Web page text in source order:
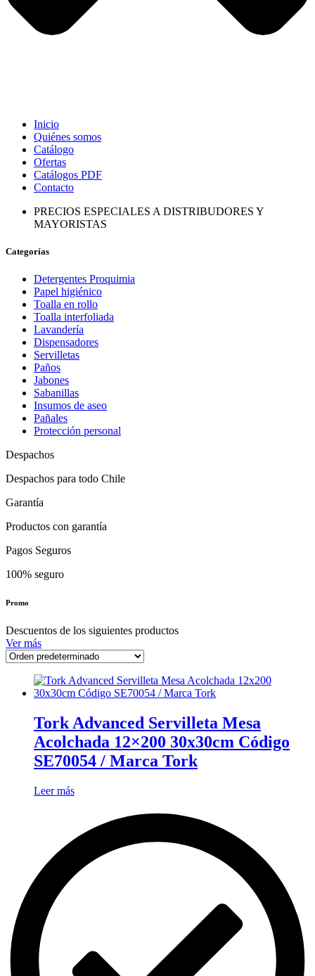
Inicio
Quiénes somos
Catálogo
Ofertas
Catálogos PDF
Contacto
PRECIOS ESPECIALES A DISTRIBUDORES Y
MAYORISTAS
Categorías
Detergentes Proquimia
Papel higiénico
Toalla en rollo
Toalla interfoliada
Lavandería
Dispensadores
Servilletas
Paños
Jabones
Sabanillas
Insumos de aseo
Pañales
Protección personal
Despachos
Despachos para todo Chile
Garantía
Productos con garantía
Pagos Seguros
100% seguro
Promo
Descuentos de los siguientes productos
Ver más
Tork Advanced Servilleta Mesa
Acolchada 12×200 30x30cm Código
SE70054 / Marca Tork
Leer más